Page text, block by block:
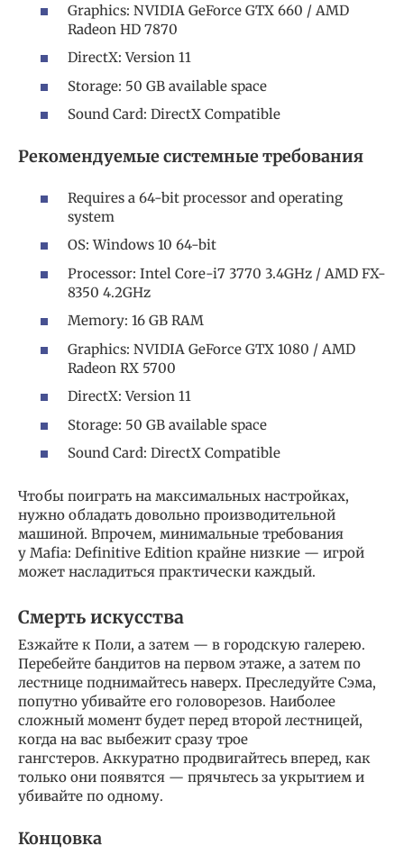
Graphics: NVIDIA GeForce GTX 660 / AMD
Radeon HD 7870
DirectX: Version 11
Storage: 50 GB available space
Sound Card: DirectX Compatible
Рекомендуемые системные требования
Requires a 64-bit processor and operating
system
OS: Windows 10 64-bit
Processor: Intel Core-i7 3770 3.4GHz / AMD FX-
8350 4.2GHz
Memory: 16 GB RAM
Graphics: NVIDIA GeForce GTX 1080 / AMD
Radeon RX 5700
DirectX: Version 11
Storage: 50 GB available space
Sound Card: DirectX Compatible
Чтобы поиграть на максимальных настройках,
нужно обладать довольно производительной
машиной. Впрочем, минимальные требования
у Mafia: Definitive Edition крайне низкие — игрой
может насладиться практически каждый.
Смерть искусства
Езжайте к Поли, а затем — в городскую галерею.
Перебейте бандитов на первом этаже, а затем по
лестнице поднимайтесь наверх. Преследуйте Сэма,
попутно убивайте его головорезов. Наиболее
сложный момент будет перед второй лестницей,
когда на вас выбежит сразу трое
гангстеров. Аккуратно продвигайтесь вперед, как
только они появятся — прячьтесь за укрытием и
убивайте по одному.
Концовка